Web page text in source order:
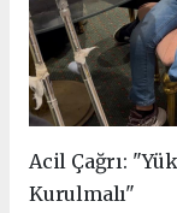
Acil Çağrı:
Kurulmalı"